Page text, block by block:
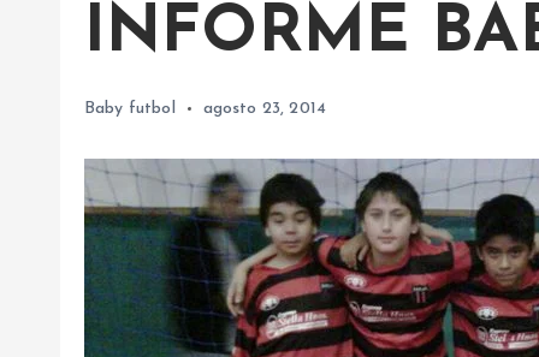
INFORME
Baby futbol agosto 23, 2014